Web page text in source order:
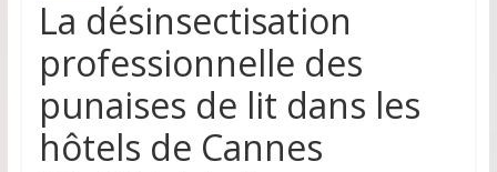
La désinsectisation
professionnelle des
punaises de lit dans les
hôtels de Cannes